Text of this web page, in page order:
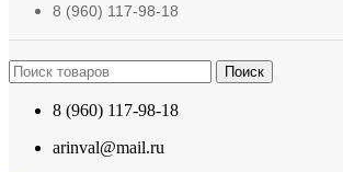
8 (960) 117-98-18
Поиск
8 (960) 117-98-18
arinval@mail.ru